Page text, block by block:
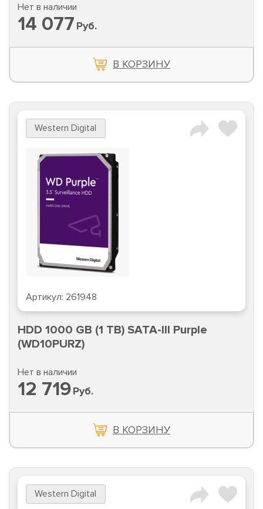
Нет в наличии
14 077 Руб.
В КОРЗИНУ
Western Digital
Артикул: 261948
HDD 1000 GB (1 TB) SATA-III Purple
(WD10PURZ)
Нет в наличии
12 719Руб.
В КОРЗИНУ
Western Digital